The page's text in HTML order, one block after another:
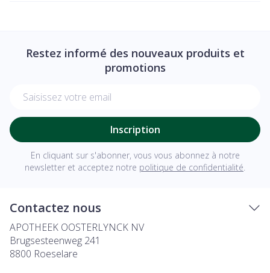
Restez informé des nouveaux produits et
promotions
Inscription
En cliquant sur s'abonner, vous vous abonnez à notre
newsletter et acceptez notre politique de confidentialité.
Contactez nous
APOTHEEK OOSTERLYNCK NV
Brugsesteenweg 241
8800 Roeselare